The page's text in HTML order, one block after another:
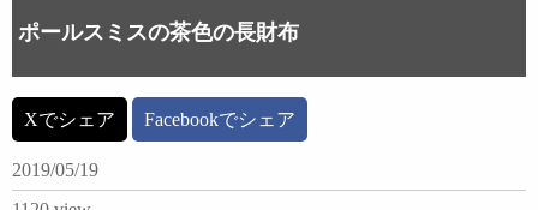
ポールスミスの茶色の長財布
Xでシェア Facebookでシェア
2019/05/19